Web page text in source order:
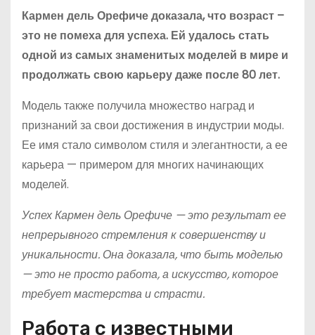
Кармен дель Орефиче доказала, что возраст –
это не помеха для успеха. Ей удалось стать
одной из самых знаменитых моделей в мире и
продолжать свою карьеру даже после 80 лет.
Модель также получила множество наград и
признаний за свои достижения в индустрии моды.
Ее имя стало символом стиля и элегантности, а ее
карьера — примером для многих начинающих
моделей.
Успех Кармен дель Орефиче — это результат ее
непрерывного стремления к совершенству и
уникальности. Она доказала, что быть моделью
— это не просто работа, а искусство, которое
требует мастерства и страсти.
Работа с известными